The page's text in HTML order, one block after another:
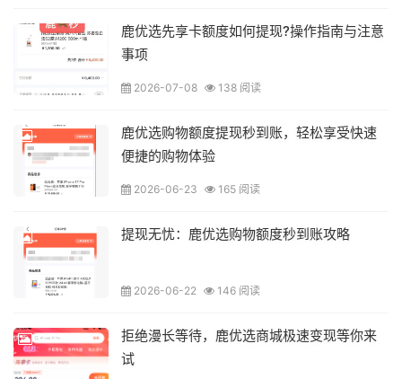
鹿优选先享卡额度如何提现?操作指南与注意
事项
2026-07-08 138 阅读
鹿优选购物额度提现秒到账，轻松享受快速
便捷的购物体验
2026-06-23 165 阅读
提现无忧：鹿优选购物额度秒到账攻略
2026-06-22 146 阅读
拒绝漫长等待，鹿优选商城极速变现等你来
试